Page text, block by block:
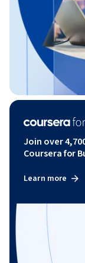
Join over
Coursera for
Learn more